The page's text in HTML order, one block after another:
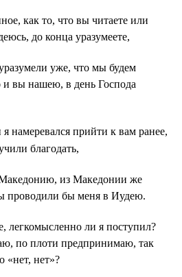
как то, что вы читаете или
до конца уразумеете,
уже, что мы будем
вы нашею, в день Господа
намеревался прийти к вам ранее,
благодать,
Македонию, из Македонии же
проводили бы меня в Иудею.
легкомысленно ли я поступил?
по плоти предпринимаю, так
«нет, нет»?